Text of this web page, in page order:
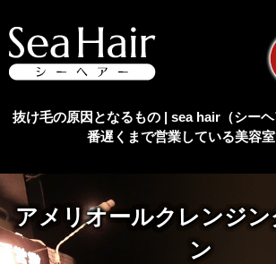
抜け毛の原因となるもの | sea hair（シー
番遅くまで営業している美容室
アメリオールクレンジン
ン